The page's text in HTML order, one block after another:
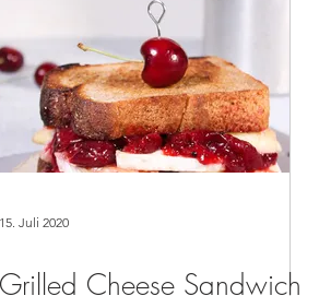
15. Juli 2020
Grilled Cheese Sandwich